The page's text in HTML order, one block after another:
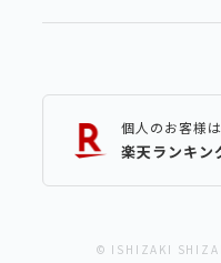
個人のお客様
楽天ランキン
© ISHIZAKI